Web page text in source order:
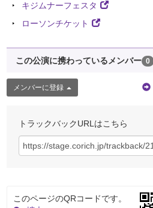
キジムナーフェスタ
ローソンチケット
この公演に携わっているメンバー 0
メンバーに登録
トラックバックURLはこちら
このページのQRコードです。